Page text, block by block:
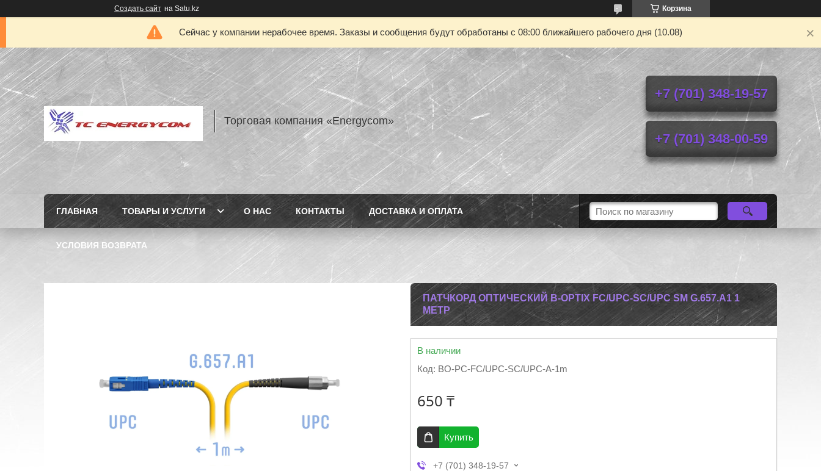
Создать сайт на Satu.kz Корзина
Сейчас у компании нерабочее время. Заказы и сообщения будут обработаны с 08:00 ближайшего рабочего дня (10.08)
Торговая компания «Energycom»
+7 (701) 348-19-57
+7 (701) 348-00-59
ГЛАВНАЯ ТОВАРЫ И УСЛУГИ О НАС КОНТАКТЫ ДОСТАВКА И ОПЛАТА
УСЛОВИЯ ВОЗВРАТА
ПАТЧКОРД ОПТИЧЕСКИЙ B-OPTIX FC/UPC-SC/UPC SM G.657.A1 1
МЕТР
В наличии
Код: BO-PC-FC/UPC-SC/UPC-A-1m
650 ₸
Купить
+7 (701) 348-19-57